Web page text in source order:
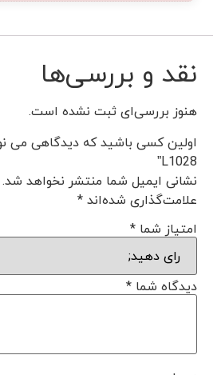
نقد و بررسی‌ها
هنوز بررسی‌ای ثبت نشده است.
اولین کسی باشید که دیدگاهی می
L1028”
نشانی ایمیل شما منتشر نخواهد شد.
علامت‌گذاری شده‌اند*
امتیاز شما *
دیدگاه شما *